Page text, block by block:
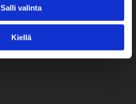
Salli valinta
Kiellä